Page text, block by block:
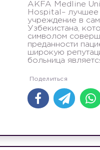
AKFA Medline
Hospital– лучшее
учреждение в
Узбекистана,
символом
преданности
широкую
больница